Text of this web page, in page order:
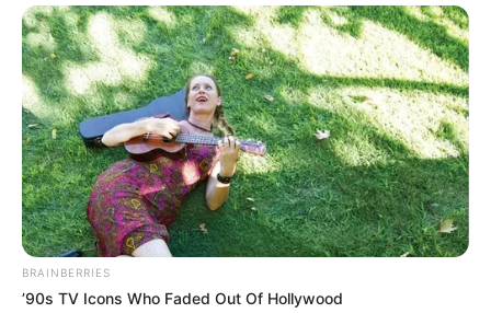
BRAINBERRIES
’90s TV Icons Who Faded Out Of Hollywood